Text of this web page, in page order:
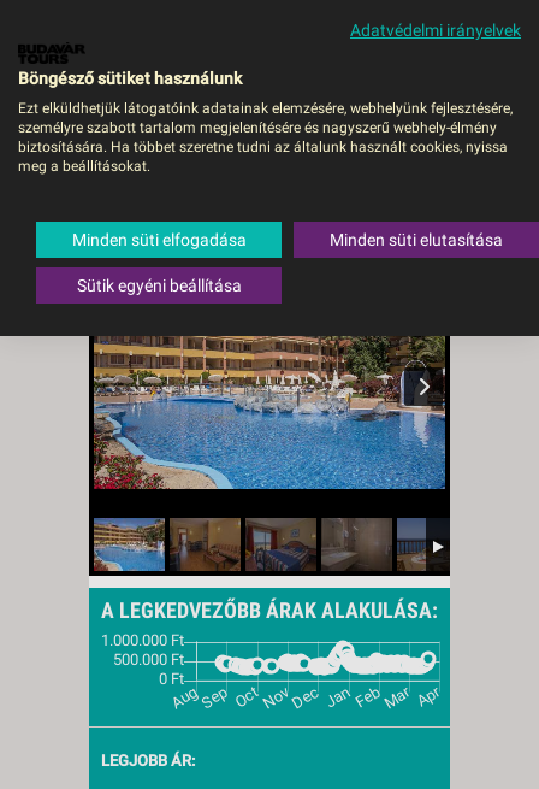
MENÜ
HOVIMA JARDIN CALETA
Spanyolország,Tenerife,La Caleta
A LEGKEDVEZŐBB ÁRAK ALAKULÁSA:
LEGJOBB ÁR:
Adatvédelmi irányelvek
Böngésző sütiket használunk
Ezt elküldhetjük látogatóink adatainak elemzésére, webhelyünk fejlesztésére,
személyre szabott tartalom megjelenítésére és nagyszerű webhely-élmény
biztosítására. Ha többet szeretne tudni az általunk használt cookies, nyissa
meg a beállításokat.
Minden süti elfogadása Minden süti elutasítása
Sütik egyéni beállítása